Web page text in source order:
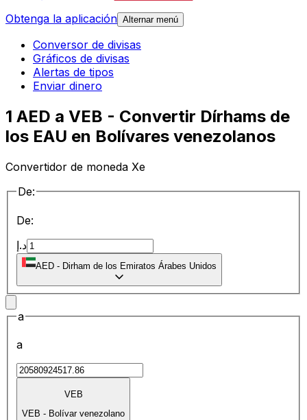
Obtenga la aplicación Alternar menú
Conversor de divisas
Gráficos de divisas
Alertas de tipos
Enviar dinero
1 AED a VEB - Convertir Dírhams de
los EAU en Bolívares venezolanos
Convertidor de moneda Xe
De:
De:
د.إ
AED - Dirham de los Emiratos Árabes Unidos
a
a
VEB
VEB - Bolívar venezolano